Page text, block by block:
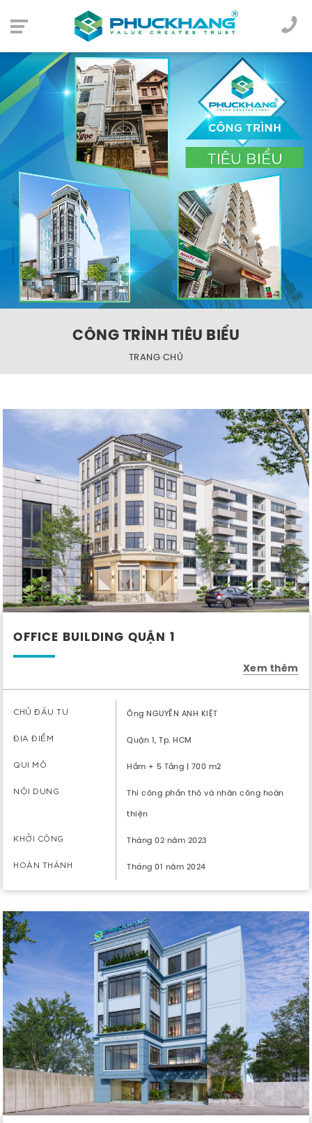
CÔNG TRÌNH TIÊU BIỂU
TRANG CHỦ
OFFICE BUILDING QUẬN 1
Xem thêm
CHỦ ĐẦU TƯ Ông NGUYỄN ANH KIỆT
ĐỊA ĐIỂM Quận 1, Tp. HCM
QUI MÔ Hầm + 5 Tầng | 700 m2
NỘI DUNG
Thi công phần thô và nhân công hoàn
thiện
KHỞI CÔNG Tháng 02 năm 2023
HOÀN THÀNH Tháng 01 năm 2024